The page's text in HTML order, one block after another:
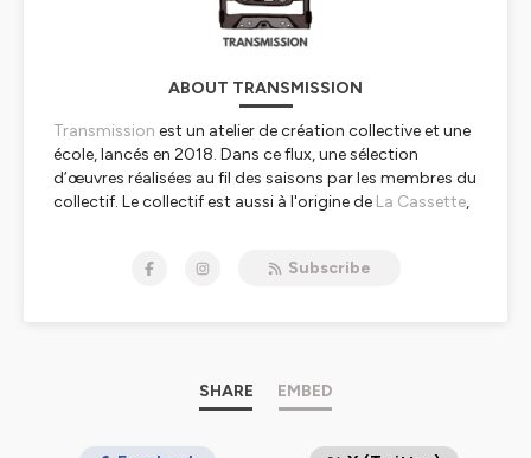
ABOUT TRANSMISSION
Transmission est un atelier de création collective et une
école, lancés en 2018. Dans ce flux, une sélection
d’œuvres réalisées au fil des saisons par les membres du
collectif. Le collectif est aussi à l'origine de La Cassette,
Subscribe
SHARE EMBED